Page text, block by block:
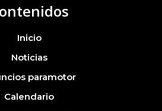
Inicio
Noticias
paramotor
Calendario